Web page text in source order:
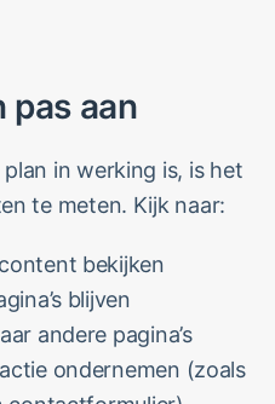
pas aan
in werking is, is het
te meten. Kijk naar:
bekijken
blijven
andere pagina’s
ondernemen (zoals